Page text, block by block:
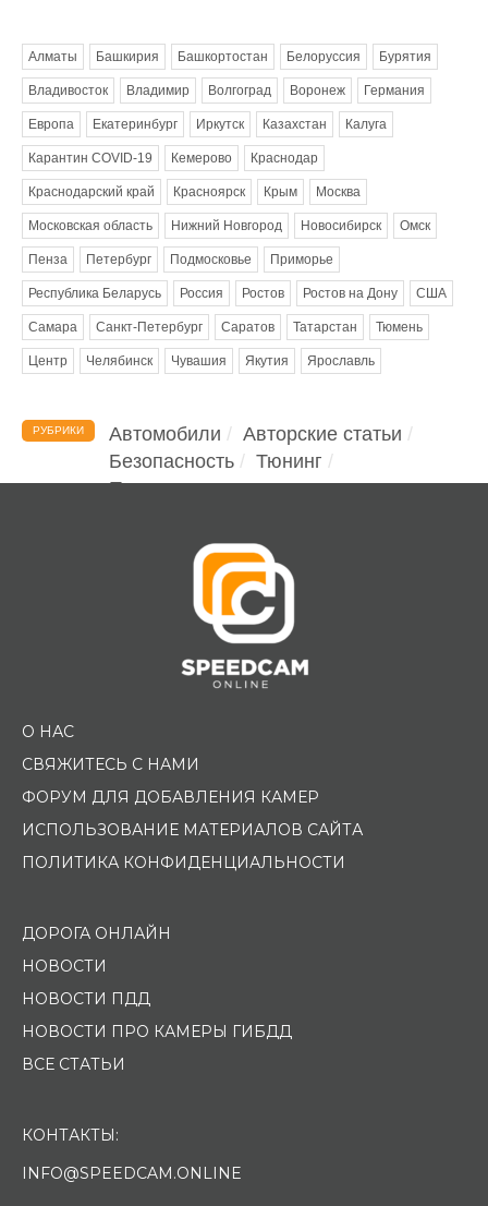
Алматы Башкирия Башкортостан Белоруссия Бурятия
Владивосток Владимир Волгоград Воронеж Германия
Европа Екатеринбург Иркутск Казахстан Калуга
Карантин COVID-19 Кемерово Краснодар
Краснодарский край Красноярск Крым Москва
Московская область Нижний Новгород Новосибирск Омск
Пенза Петербург Подмосковье Приморье
Республика Беларусь Россия Ростов Ростов на Дону США
Самара Санкт-Петербург Саратов Татарстан Тюмень
Центр Челябинск Чувашия Якутия Ярославль
РУБРИКИ Автомобили
Авторские статьи
Безопасность
Тюнинг
Помощь водителю
О НАС
СВЯЖИТЕСЬ С НАМИ
ФОРУМ ДЛЯ ДОБАВЛЕНИЯ КАМЕР
ИСПОЛЬЗОВАНИЕ МАТЕРИАЛОВ САЙТА
ПОЛИТИКА КОНФИДЕНЦИАЛЬНОСТИ
ДОРОГА ОНЛАЙН
НОВОСТИ
НОВОСТИ ПДД
НОВОСТИ ПРО КАМЕРЫ ГИБДД
ВСЕ СТАТЬИ
КОНТАКТЫ:
INFO@SPEEDCAM.ONLINE